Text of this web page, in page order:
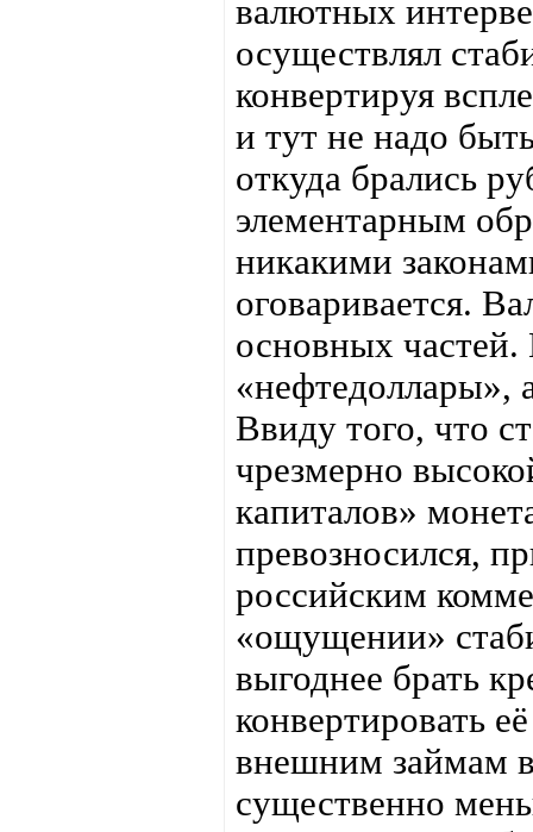
валютных
осуществлял
конвертируя
и тут не надо
откуда брались
элементарным
никакими
оговаривается.
основных частей.
«нефтедоллары»,
Ввиду того, что
чрезмерно
капиталов»
превозносился,
российским
«ощущении»
выгоднее брать
конвертировать
внешним займам
существенно